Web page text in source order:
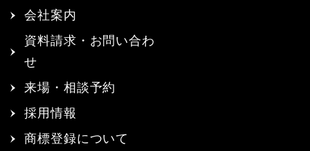
会社案内
資料請求・お問い合わ
せ
来場・相談予約
採用情報
商標登録について